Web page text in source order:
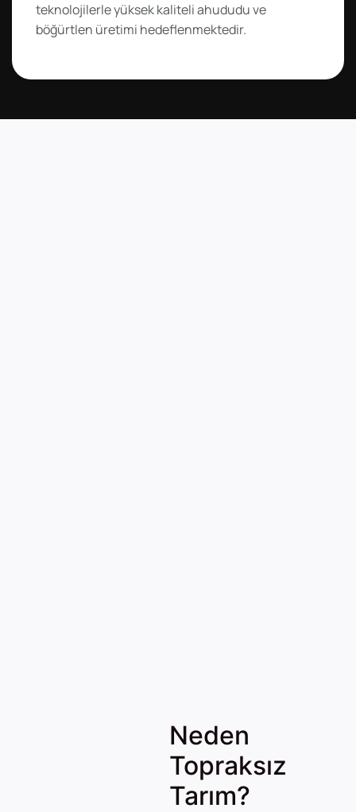
teknolojilerle yüksek kaliteli ahududu ve
böğürtlen üretimi hedeflenmektedir.
Neden
Topraksız
Tarım?